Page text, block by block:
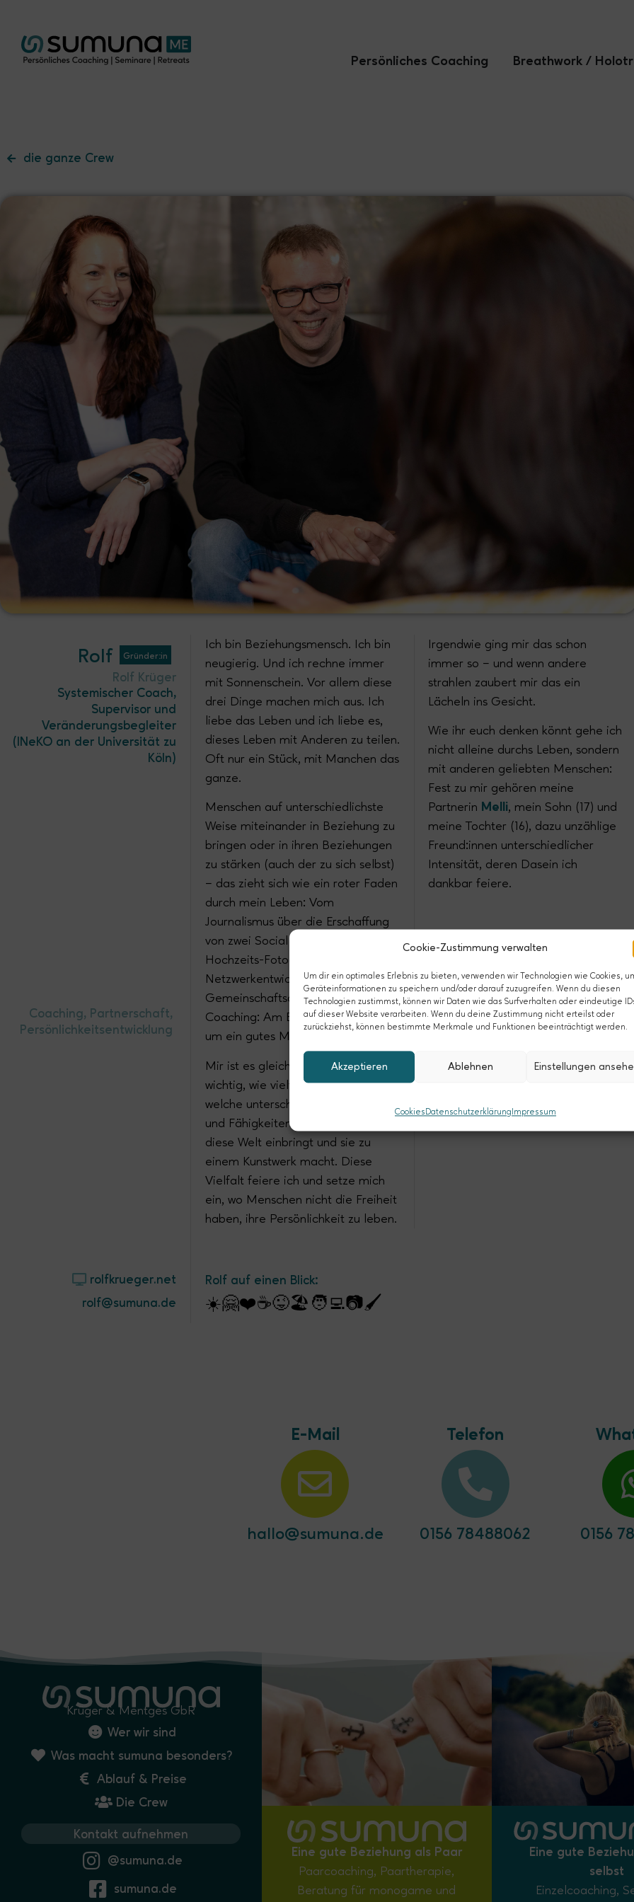
Cookie-Zustimmung verwalten
Um dir ein optimales Erlebnis zu bieten, verwenden wir Technologien wie Cookies,
Geräteinformationen zu speichern und/oder darauf zuzugreifen. Wenn du diesen
Technologien zustimmst, können wir Daten wie das Surfverhalten oder eindeutige
auf dieser Website verarbeiten. Wenn du deine Zustimmung nicht erteilst oder
zurückziehst, können bestimmte Merkmale und Funktionen beeinträchtigt werden.
Akzeptieren Ablehnen Einstellungen
Cookies Datenschutzerklärung Impressum
Persönliches Coaching Breathwork /
die ganze Crew
Rolf Gründer:in
Rolf Krüger
Systemischer Coach,
Supervisor und
Veränderungsbegleiter
(INeKO an der Universität zu
Köln)
Coaching, Partnerschaft,
Persönlichkeitsentwicklung
rolfkrueger.net
rolf@sumuna.de
Ich bin Beziehungsmensch. Ich bin
neugierig. Und ich rechne immer
mit Sonnenschein. Vor allem diese
drei Dinge machen mich aus. Ich
liebe das Leben und ich liebe es,
dieses Leben mit Anderen zu teilen.
Oft nur ein Stück, mit Manchen das
ganze.
Menschen auf unterschiedlichste
Weise miteinander in Beziehung zu
bringen oder in ihren Beziehungen
zu stärken (auch der zu sich selbst)
– das zieht sich wie ein roter Faden
durch mein Leben: Vom
Journalismus über die Erschaffung
von zwei Social Media Plattformen,
Hochzeits-Fotografie,
Netzwerkentwicklung,
Gemeinschaftsaufbau und
Coaching: Am Ende dreht sich alles
um ein gutes Miteinander.
Mir ist es gleichzeitig enorm
wichtig, wie vielfältig wir sind,
welche unterschiedlichen Farben
und Fähigkeiten jede:r von uns in
diese Welt einbringt und sie zu
einem Kunstwerk macht. Diese
Vielfalt feiere ich und setze mich
ein, wo Menschen nicht die Freiheit
haben, ihre Persönlichkeit zu leben.
Irgendwie ging mir das schon
immer so – und wenn andere
strahlen zaubert mir das ein
Lächeln ins Gesicht.
Wie ihr euch denken könnt gehe ich
nicht alleine durchs Leben, sondern
mit anderen geliebten Menschen:
Fest zu mir gehören meine
Partnerin Melli, mein Sohn (17) und
meine Tochter (16), dazu unzählige
Freund:innen unterschiedlicher
Intensität, deren Dasein ich
dankbar feiere.
Rolf auf einen Blick:
☀️🤗❤️☕️😜🏖🧑‍💻📷🖌
E-Mail
hallo@sumuna.de
Telefon
0156 78488062 0156
Krüger & Mentges GbR
Wer wir sind
Was macht sumuna besonders?
Ablauf & Preise
Die Crew
Kontakt aufnehmen
@sumuna.de
sumuna.de
Eine gute Beziehung als Paar
Paarcoaching, Paartherapie,
Beratung für monogame und
Eine gute
selbst
Einzelcoaching,